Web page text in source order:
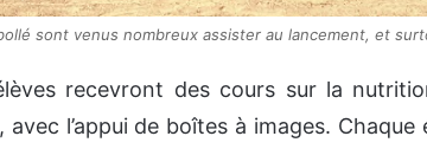
sont venus nombreux assister au lancement, et
recevront des cours sur la
avec l’appui de boîtes à images.